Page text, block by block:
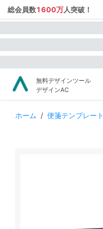
総会員数1600万人突破！
無料デザインツール
デザインAC
ホーム / 便箋テンプレート